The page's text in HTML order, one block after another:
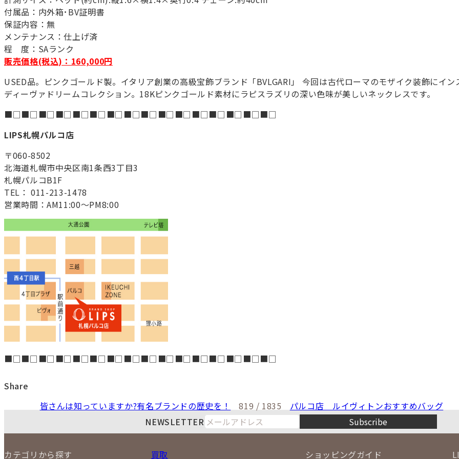
付属品：内外箱･BV証明書
保証内容：無
メンテナンス：仕上げ済
程 度：SAランク
販売価格(税込)：160,000円
USED品。ピンクゴールド製。イタリア創業の高級宝飾ブランド「BVLGARI」 今回は古代ローマのモザイク装飾にイン
ディーヴァドリームコレクション。18Kピンクゴールド素材にラピスラズリの深い色味が美しいネックレスです。
■□■□■□■□■□■□■□■□■□■□■□■□■□■□■□■□
LIPS札幌パルコ店
〒060-8502
北海道札幌市中央区南1条西3丁目3
札幌パルコB1F
TEL： 011-213-1478
営業時間：AM11:00～PM8:00
■□■□■□■□■□■□■□■□■□■□■□■□■□■□■□■□
Share
皆さんは知っていますか?有名ブランドの歴史を！
819 / 1835 パルコ店 ルイヴィトンおすすめバッグ
NEWSLETTER Subscribe
カテゴリから探す 買取 ショッピングガイド